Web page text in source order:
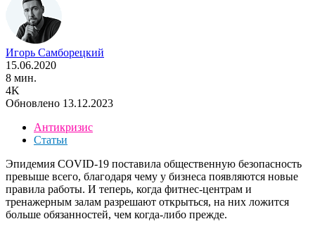
Игорь Самборецкий
15.06.2020
8 мин.
4K
Обновлено 13.12.2023
Антикризис
Статьи
Эпидемия COVID-19 поставила общественную безопасность
превыше всего, благодаря чему у бизнеса появляются новые
правила работы. И теперь, когда фитнес-центрам и
тренажерным залам разрешают открыться, на них ложится
больше обязанностей, чем когда-либо прежде.